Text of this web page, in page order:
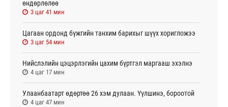
өндөрлөлөө
3 цаг 41 мин
Цагаан ордонд бүжгийн танхим барихыг шүүх хоригложээ
3 цаг 54 мин
Нийслэлийн цэцэрлэгийн цахим бүртгэл маргааш эхэлнэ
4 цаг 17 мин
Улаанбаатарт өдөртөө 26 хэм дулаан. Үүлшинэ, бороотой
4 цаг 47 мин